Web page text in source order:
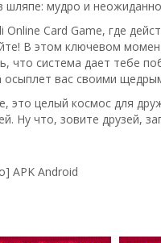
шляпе: мудро и
Card Game, где
В этом ключевом
что система дает тебе
осыплет вас своими
это целый космос для
Ну что, зовите друзей,
APK Android